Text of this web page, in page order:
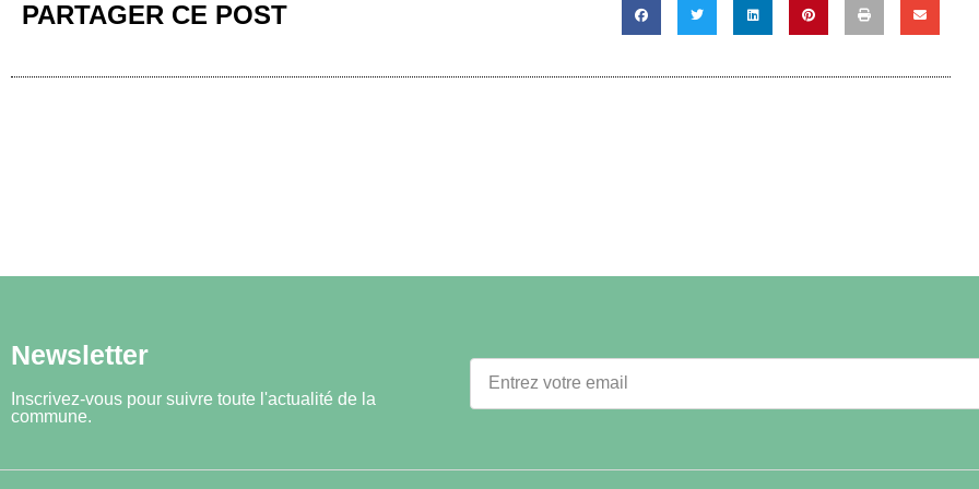
PARTAGER CE POST
Newsletter
Inscrivez-vous pour suivre toute l'actualité de la
commune.